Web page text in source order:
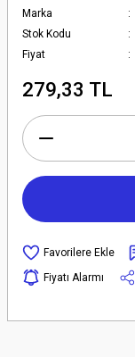
Marka
Stok Kodu
Fiyat
279,33 TL
Fiyatı Alarmı